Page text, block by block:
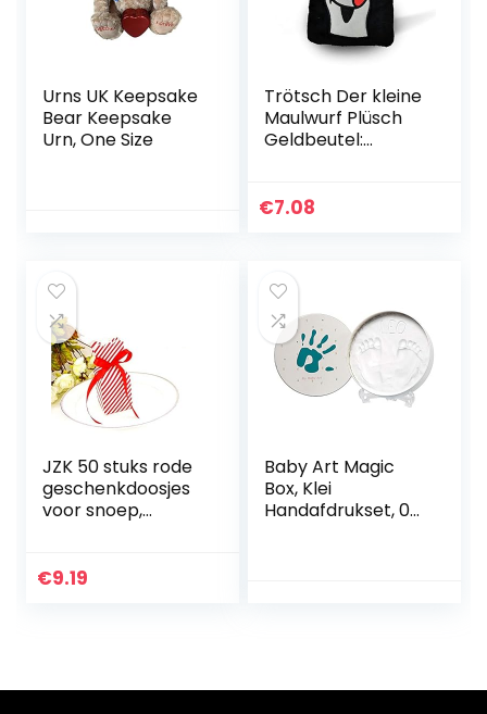
Urns UK Keepsake
Bear Keepsake
Urn, One Size
Trötsch Der kleine
Maulwurf Plüsch
Geldbeutel:
Kinderportemonn
€7.08
JZK 50 stuks rode
geschenkdoosjes
voor snoep,
voor
€9.19
Baby Art Magic
Box, Klei
Handafdrukset, 0m